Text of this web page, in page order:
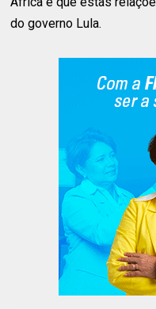
do governo Lula.